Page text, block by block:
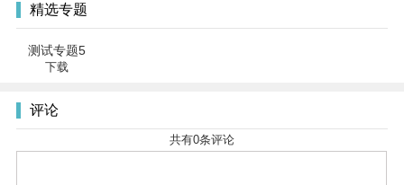
精选专题
测试专题5
下载
评论
共有0条评论